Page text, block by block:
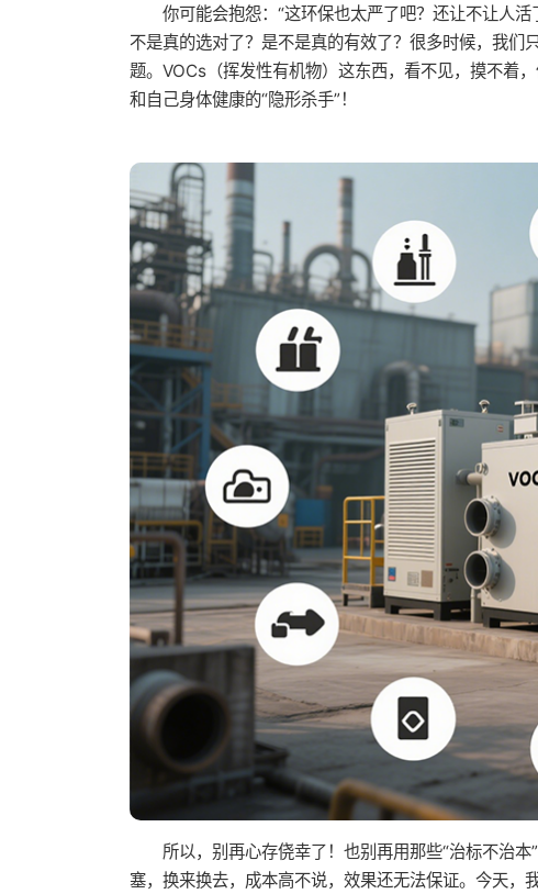
你可能会抱怨：“这环保也太严了吧？还让不让人
不是真的选对了？是不是真的有效了？很多时候，我们
题。VOCs（挥发性有机物）这东西，看不见，摸不着
和自己身体健康的“隐形杀手”！
所以，别再心存侥幸了！也别再用那些“治标不治
塞，换来换去，成本高不说，效果还无法保证。今天，